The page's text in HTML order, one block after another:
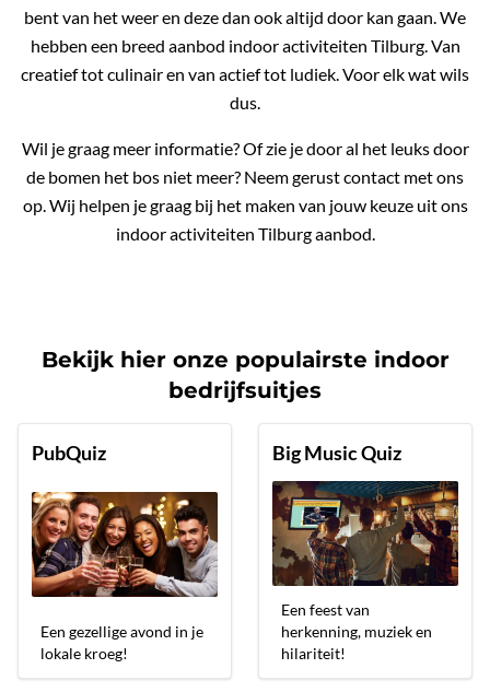
bent van het weer en deze dan ook altijd door kan gaan. We
hebben een breed aanbod indoor activiteiten Tilburg. Van
creatief tot culinair en van actief tot ludiek. Voor elk wat wils
dus.
Wil je graag meer informatie? Of zie je door al het leuks door
de bomen het bos niet meer? Neem gerust contact met ons
op. Wij helpen je graag bij het maken van jouw keuze uit ons
indoor activiteiten Tilburg aanbod.
Bekijk hier onze populairste indoor
bedrijfsuitjes
PubQuiz
Een gezellige avond in je
lokale kroeg!
Big Music Quiz
Een feest van
herkenning, muziek en
hilariteit!